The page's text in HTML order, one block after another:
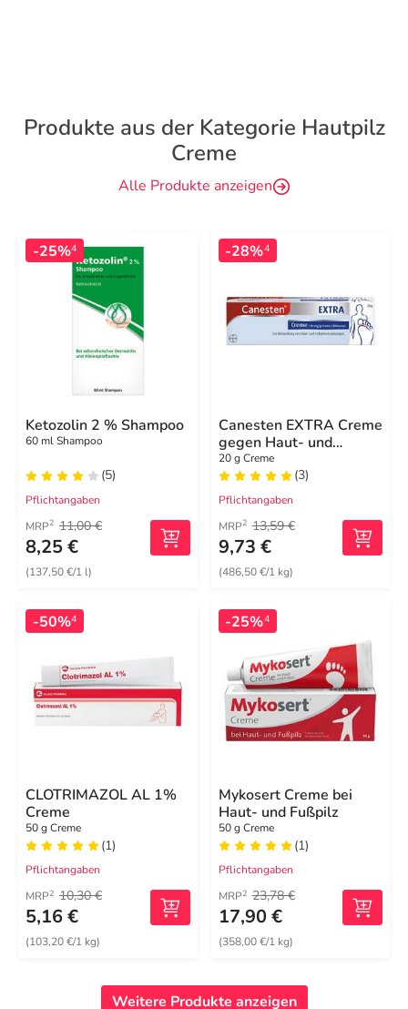
Produkte aus der Kategorie Hautpilz
Creme
Alle Produkte anzeigen
-25%4
Ketozolin 2 % Shampoo
60 ml Shampoo
(5)
Pflichtangaben
MRP2 11,00 €
8,25 €
(137,50 €/1 l)
-28%4
Canesten EXTRA Creme
gegen Haut- und
Fußpilzerkrankungen
20 g Creme
(3)
Pflichtangaben
MRP2 13,59 €
9,73 €
(486,50 €/1 kg)
-50%4
CLOTRIMAZOL AL 1%
Creme
50 g Creme
(1)
Pflichtangaben
MRP2 10,30 €
5,16 €
(103,20 €/1 kg)
-25%4
Mykosert Creme bei
Haut- und Fußpilz
50 g Creme
(1)
Pflichtangaben
MRP2 23,78 €
17,90 €
(358,00 €/1 kg)
Weitere Produkte anzeigen